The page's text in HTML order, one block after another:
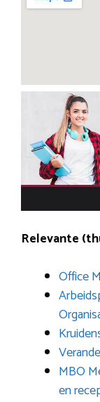
Relevante
Office
MBO
en